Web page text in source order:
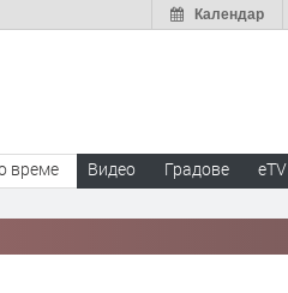
Календар
време Видео Градове eTV